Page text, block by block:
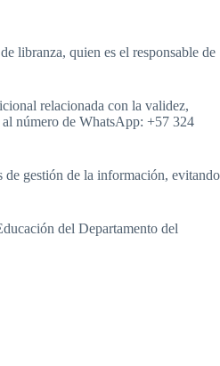
libranza, quien es el responsable de
relacionada con la validez,
número de WhatsApp: +57 324
de gestión de la información, evitando
del Departamento del